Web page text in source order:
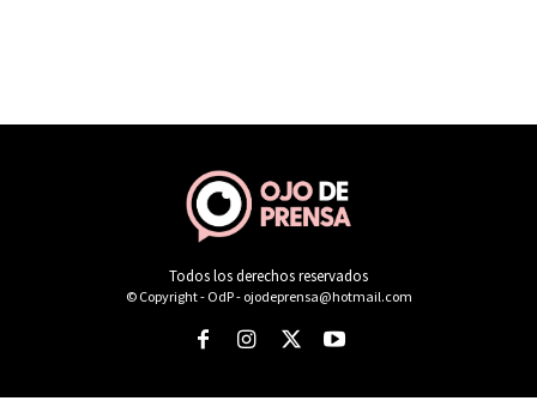
Todos los derechos reservados
© Copyright - OdP - ojodeprensa@hotmail.com